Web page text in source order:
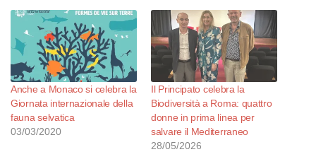
Anche a Monaco si celebra la
Giornata internazionale della
fauna selvatica
03/03/2020
Il Principato celebra la
Biodiversità a Roma: quattro
donne in prima linea per
salvare il Mediterraneo
28/05/2026